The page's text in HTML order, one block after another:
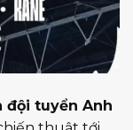
đội tuyển Anh